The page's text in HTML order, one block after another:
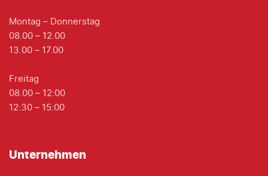
Montag – Donnerstag
08.00 – 12.00
13.00 – 17.00
Freitag
08.00 – 12:00
12:30 – 15:00
Unternehmen